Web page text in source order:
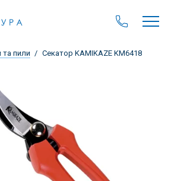
та пили Секатор KAMIKAZE KM6418